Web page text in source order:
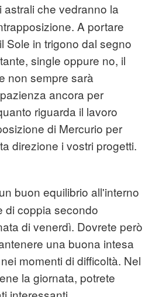
astrali che vedranno la
A portare
Sole in trigono dal segno
single oppure no, il
non sempre sarà
ancora per
riguarda il lavoro
di Mercurio per
direzione i vostri progetti.
buon equilibrio all'interno
di coppia secondo
di venerdì. Dovrete però
una buona intesa
momenti di difficoltà. Nel
la giornata, potrete